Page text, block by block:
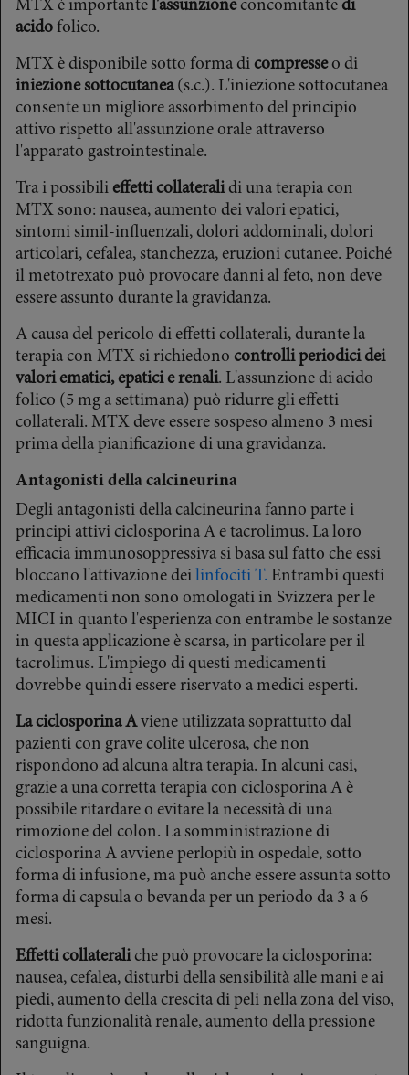
MTX è importante l'assunzioneconcomitante di
acido folico.
MTX è disponibile sotto forma di compresseo di
iniezione sottocutanea(s.c.). L'iniezione sottocutanea
consente un migliore assorbimento del principio
attivo rispetto all'assunzione orale attraverso
l'apparato gastrointestinale.
Tra i possibili effetti collateralidi una terapia con
MTX sono: nausea, aumento dei valori epatici,
sintomi simil-influenzali, dolori addominali, dolori
articolari, cefalea, stanchezza, eruzioni cutanee. Poiché
il metotrexato può provocare danni al feto, non deve
essere assunto durante la gravidanza.
A causa del pericolo di effetti collaterali, durante la
terapia con MTX si richiedono controlli periodici dei
valori ematici, epatici e renali. L'assunzione di acido
folico (5 mg a settimana) può ridurre gli effetti
collaterali. MTX deve essere sospeso almeno 3 mesi
prima della pianificazione di una gravidanza.
Antagonisti della calcineurina
Degli antagonisti della calcineurina fanno parte i
principi attivi ciclosporina A e tacrolimus. La loro
efficacia immunosoppressiva si basa sul fatto che essi
bloccano l'attivazione dei linfociti T. Entrambi questi
medicamenti non sono omologati in Svizzera per le
MICI in quanto l'esperienza con entrambe le sostanze
in questa applicazione è scarsa, in particolare per il
tacrolimus. L'impiego di questi medicamenti
dovrebbe quindi essere riservato a medici esperti.
La ciclosporina Aviene utilizzata soprattutto dal
pazienti con grave colite ulcerosa, che non
rispondono ad alcuna altra terapia. In alcuni casi,
grazie a una corretta terapia con ciclosporina A è
possibile ritardare o evitare la necessità di una
rimozione del colon. La somministrazione di
ciclosporina A avviene perlopiù in ospedale, sotto
forma di infusione, ma può anche essere assunta sotto
forma di capsula o bevanda per un periodo da 3 a 6
mesi.
Effetti collateraliche può provocare la ciclosporina:
nausea, cefalea, disturbi della sensibilità alle mani e ai
piedi, aumento della crescita di peli nella zona del viso,
ridotta funzionalità renale, aumento della pressione
sanguigna.